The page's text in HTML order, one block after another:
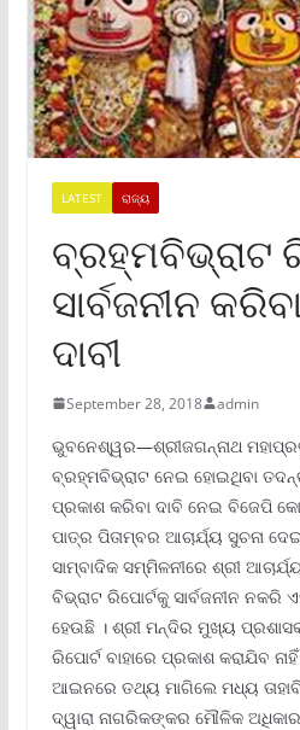
LATEST ରାଜ୍ୟ
ବ୍ରହ୍ମବିଭ୍ରାଟ
ସାର୍ବଜନୀନ
ଦାବୀ
September 28, 2018 admin
ଭୁବନେଶ୍ୱର—ଶ୍ରୀଜଗନ୍ନାଥ
ବ୍ରହ୍ମବିଭ୍ରାଟ ନେଇ ହୋଇଥିବା
ପ୍ରକାଶ କରିବା ଦାବି ନେଇ ବିଜେପି
ପାତ୍ର ପିତାମ୍ବର ଆଚାର୍ଯ୍ୟ ସୁଚନା
ସାମ୍ବାଦିକ ସମ୍ମିଳନୀରେ ଶ୍ରୀ
ବିଭ୍ରାଟ ରିପୋର୍ଟକୁ ସାର୍ବଜନୀନ ନକରି
ହେଉଛି । ଶ୍ରୀ ମନ୍ଦିର ମୁଖ୍ୟ
ରିପୋର୍ଟ ବାହାରେ ପ୍ରକାଶ କରାଯିବ
ଆଇନରେ ତଥ୍ୟ ମାଗିଲେ ମଧ୍ୟ
ଦ୍ୱାରା ନାଗରିକଙ୍କର ମୌଳିକ